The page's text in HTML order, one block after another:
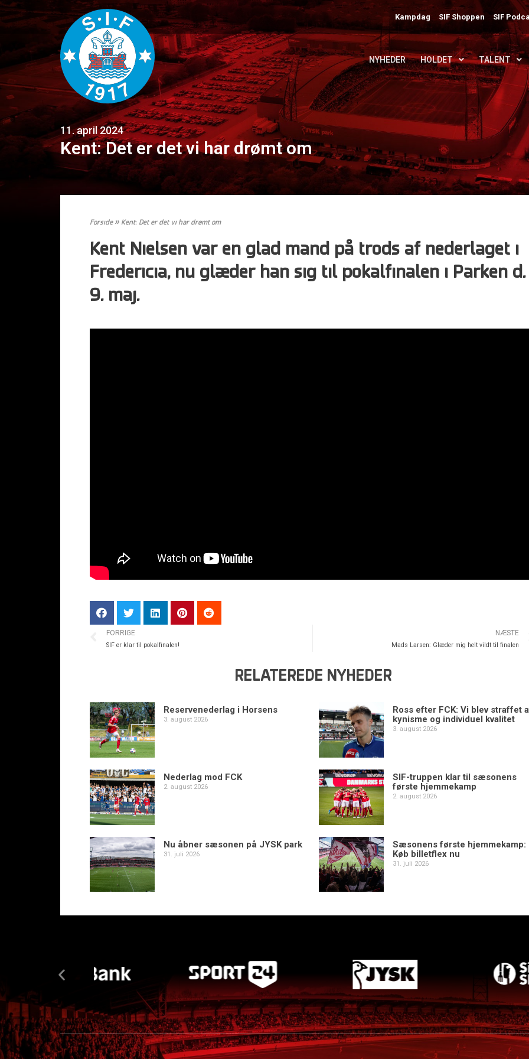
Kampdag SIF Shoppen SIF
NYHEDER HOLDET TALENT
11. april 2024
Kent: Det er det vi har drømt om
Forside» Kent: Det er det vi har drømt om
Kent Nielsen var en glad mand på trods af nederlaget i
Fredericia, nu glæder han sig til pokalfinalen i Parken d.
9. maj.
FORRIGE
SIF er klar til pokalfinalen!
NÆSTE
Mads Larsen: Glæder mig helt vildt til finalen
RELATEREDE NYHEDER
Reservenederlag i Horsens
3. august 2026
Ross efter FCK: Vi blev straffet
kynisme og individuel kvalitet
3. august 2026
Nederlag mod FCK
2. august 2026
SIF-truppen klar til sæsonens
første hjemmekamp
2. august 2026
Nu åbner sæsonen på JYSK park
31. juli 2026
Sæsonens første hjemmekamp:
Køb billetflex nu
31. juli 2026